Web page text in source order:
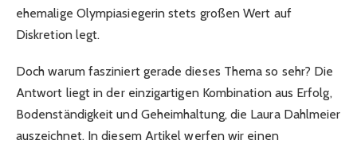
ehemalige Olympiasiegerin stets großen Wert auf
Diskretion legt.
Doch warum fasziniert gerade dieses Thema so sehr? Die
Antwort liegt in der einzigartigen Kombination aus Erfolg,
Bodenständigkeit und Geheimhaltung, die Laura Dahlmeier
auszeichnet. In diesem Artikel werfen wir einen